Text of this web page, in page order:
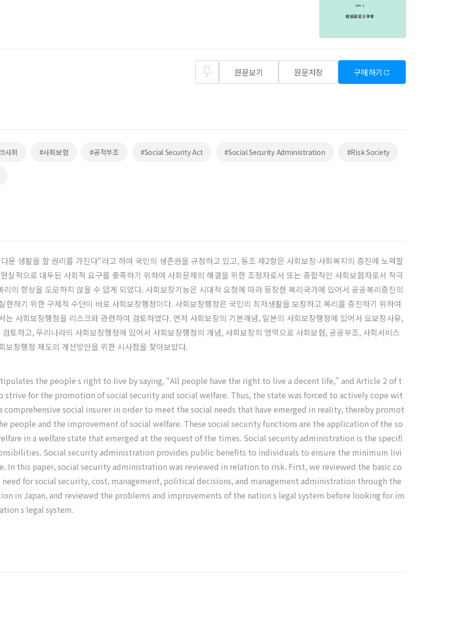
원문보기 원문저장 구매하기
사회 #사회보험 #공적부조 #Social Security Act #Social Security Administration #Risk Society
운 생활을 할 권리를 가진다“라고 하여 국민의 생존권을 규정하고 있고, 동조 제2항은 사회보장·사회복지의 증진에 노력할
실적으로 대두된 사회적 요구를 충족하기 위하여 사회문제의 해결을 위한 조정자로서 또는 종합적인 사회보험자로서 적극
의 향상을 도모하지 않을 수 없게 되었다. 사회보장기능은 시대적 요청에 따라 등장한 복리국가에 있어서 공공복리증진의
현하기 위한 구체적 수단이 바로 사회보장행정이다. 사회보장행정은 국민의 최저생활을 보장하고 복리를 증진하기 위하여
는 사회보장행정을 리스크와 관련하여 검토하였다. 먼저 사회보장의 기본개념, 일본의 사회보장행정에 있어서 요보장사유,
토하고, 우리나라의 사회보장행정에 있어서 사회보장행정의 개념, 사회보장의 영역으로 사회보험, 공공부조, 사회서비스
보장행정 제도의 개선방안을 위한 시사점을 찾아보았다.
the people s right to live by saying, “All people have the right to live a decent life,” and Article 2 of t
for the promotion of social security and social welfare. Thus, the state was forced to actively cope wit
comprehensive social insurer in order to meet the social needs that have emerged in reality, thereby promot
people and the improvement of social welfare. These social security functions are the application of the so
in a welfare state that emerged at the request of the times. Social security administration is the specifi
Social security administration provides public benefits to individuals to ensure the minimum livi
In this paper, social security administration was reviewed in relation to risk. First, we reviewed the basic co
for social security, cost, management, political decisions, and management administration through the
in Japan, and reviewed the problems and improvements of the nation s legal system before looking for im
s legal system.